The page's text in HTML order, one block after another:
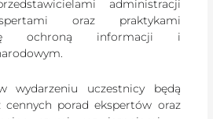
administracji
oraz praktykami
ochroną informacji i
wydarzeniu uczestnicy będą
porad ekspertów oraz